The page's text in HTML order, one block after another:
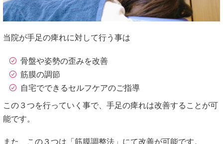
当院が手足の痺れに対して行う事は
骨盤や姿勢の歪みを改善
筋膜の調節
自宅でできるセルフケアのご指導
この３つを行っていく事で、手足の痺れは改善することが可
能です。
また、この３つは「筋膜調整法」にて改善が可能です。